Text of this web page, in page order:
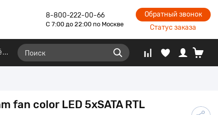
8-800-222-00-66
С 7:00 до 22:00 по Москве
Обратный звонок
Статус заказа
fan color LED 5xSATA RTL